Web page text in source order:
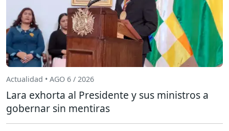
Actualidad • AGO 6 / 2026
Lara exhorta al Presidente y sus ministros a
gobernar sin mentiras